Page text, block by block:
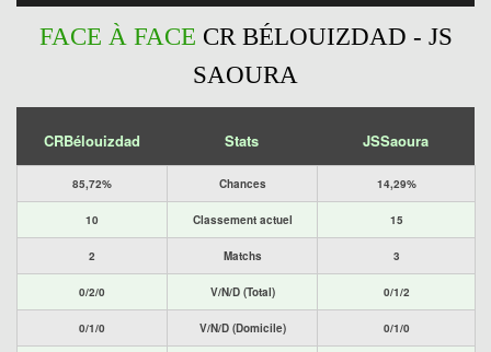
FACE À FACE CR BÉLOUIZDAD - JS
SAOURA
CRBélouizdad Stats JSSaoura
85,72% Chances 14,29%
10 Classement actuel 15
2 Matchs 3
0/2/0 V/N/D (Total) 0/1/2
0/1/0 V/N/D (Domicile) 0/1/0